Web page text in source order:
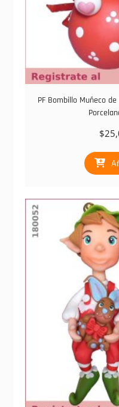
PF Bombillo Muñeco
$